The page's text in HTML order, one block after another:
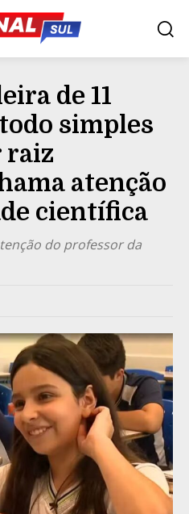
de 11
simples
raiz
atenção
científica
do professor da